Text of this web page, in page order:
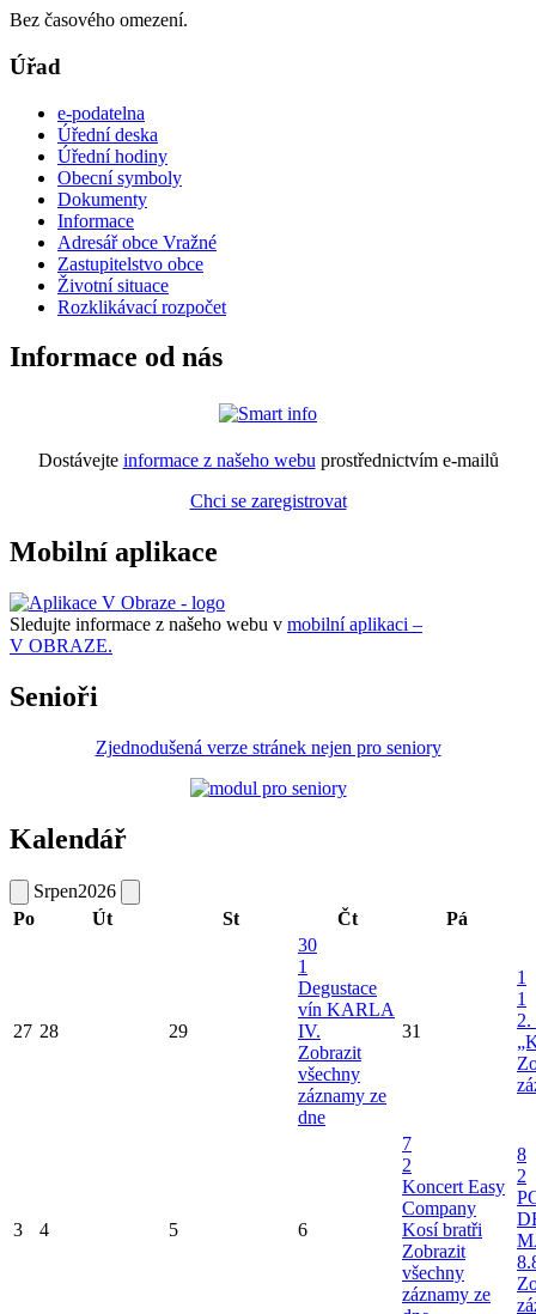
Bez časového omezení.
Úřad
e-podatelna
Úřední deska
Úřední hodiny
Obecní symboly
Dokumenty
Informace
Adresář obce Vražné
Zastupitelstvo obce
Životní situace
Rozklikávací rozpočet
Informace od nás
Dostávejte informace z našeho webu prostřednictvím e-mailů
Chci se zaregistrovat
Mobilní aplikace
Sledujte informace z našeho webu v mobilní aplikaci –
V OBRAZE.
Senioři
Zjednodušená verze stránek nejen pro seniory
Kalendář
Srpen2026
Po
Út St Čt Pá
27 28 29
30
1
Degustace
vín KARLA
IV.
Zobrazit
všechny
záznamy ze
dne
31
1
1
2.
3 4 5 6
7
2
Koncert Easy
Company
Kosí bratři
Zobrazit
všechny
záznamy ze
8
2